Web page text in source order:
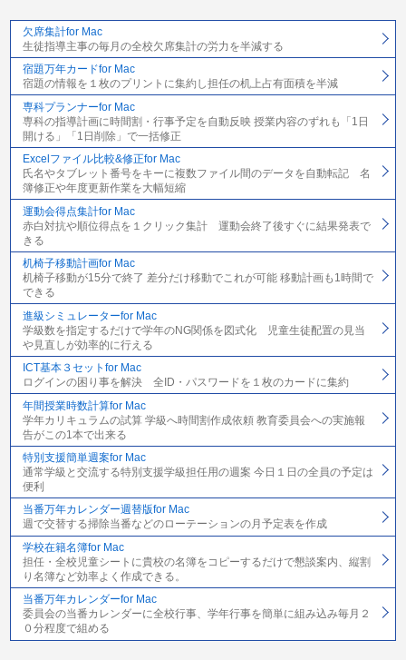
欠席集計for Mac
生徒指導主事の毎月の全校欠席集計の労力を半減する
宿題万年カードfor Mac
宿題の情報を１枚のプリントに集約し担任の机上占有面積を半減
専科プランナーfor Mac
専科の指導計画に時間割・行事予定を自動反映 授業内容のずれも「1日
開ける」「1日削除」で一括修正
Excelファイル比較&修正for Mac
氏名やタブレット番号をキーに複数ファイル間のデータを自動転記 名
簿修正や年度更新作業を大幅短縮
運動会得点集計for Mac
赤白対抗や順位得点を１クリック集計 運動会終了後すぐに結果発表で
きる
机椅子移動計画for Mac
机椅子移動が15分で終了 差分だけ移動でこれが可能 移動計画も1時間で
できる
進級シミュレーターfor Mac
学級数を指定するだけで学年のNG関係を図式化 児童生徒配置の見当
や見直しが効率的に行える
ICT基本３セットfor Mac
ログインの困り事を解決 全ID・パスワードを１枚のカードに集約
年間授業時数計算for Mac
学年カリキュラムの試算 学級へ時間割作成依頼 教育委員会への実施報
告がこの1本で出来る
特別支援簡単週案for Mac
通常学級と交流する特別支援学級担任用の週案 今日１日の全員の予定は
便利
当番万年カレンダー週替版for Mac
週で交替する掃除当番などのローテーションの月予定表を作成
学校在籍名簿for Mac
担任・全校児童シートに貴校の名簿をコピーするだけで懇談案内、縦割
り名簿など効率よく作成できる。
当番万年カレンダーfor Mac
委員会の当番カレンダーに全校行事、学年行事を簡単に組み込み毎月２
０分程度で組める